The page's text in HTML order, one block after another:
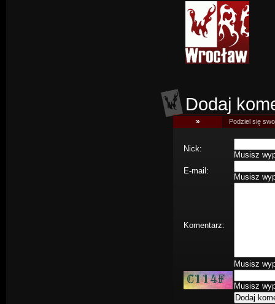
Dodaj
» Podziel się
Nick:
Musisz
E-mail:
Musisz
Komentarz:
Musisz
Musisz